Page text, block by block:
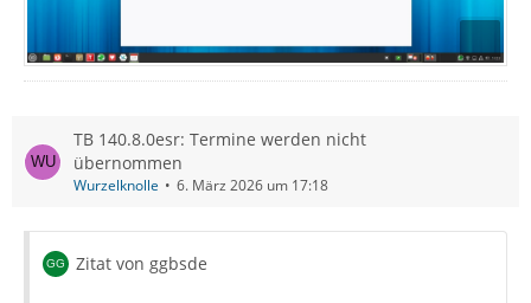
TB 140.8.0esr: Termine werden nicht
übernommen
Wurzelknolle 6. März 2026 um 17:18
Zitat von ggbsde